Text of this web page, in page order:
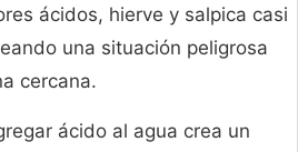
ácidos, hierve y salpica casi
una situación peligrosa
cercana.
ácido al agua crea un